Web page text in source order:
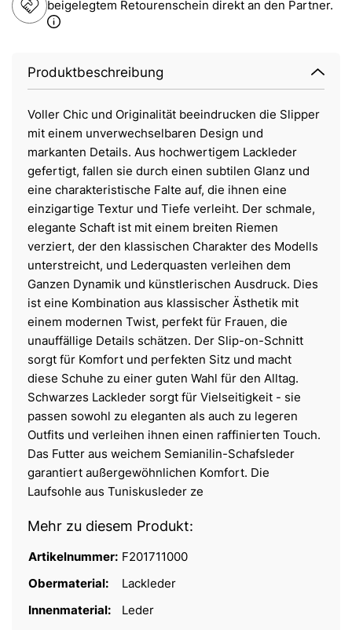
beigelegtem Retourenschein direkt an den Partner.
Produktbeschreibung
Voller Chic und Originalität beeindrucken die Slipper
mit einem unverwechselbaren Design und
markanten Details. Aus hochwertigem Lackleder
gefertigt, fallen sie durch einen subtilen Glanz und
eine charakteristische Falte auf, die ihnen eine
einzigartige Textur und Tiefe verleiht. Der schmale,
elegante Schaft ist mit einem breiten Riemen
verziert, der den klassischen Charakter des Modells
unterstreicht, und Lederquasten verleihen dem
Ganzen Dynamik und künstlerischen Ausdruck. Dies
ist eine Kombination aus klassischer Ästhetik mit
einem modernen Twist, perfekt für Frauen, die
unauffällige Details schätzen. Der Slip-on-Schnitt
sorgt für Komfort und perfekten Sitz und macht
diese Schuhe zu einer guten Wahl für den Alltag.
Schwarzes Lackleder sorgt für Vielseitigkeit - sie
passen sowohl zu eleganten als auch zu legeren
Outfits und verleihen ihnen einen raffinierten Touch.
Das Futter aus weichem Semianilin-Schafsleder
garantiert außergewöhnlichen Komfort. Die
Laufsohle aus Tuniskusleder ze
Mehr zu diesem Produkt:
Artikelnummer: F201711000
Obermaterial:
Lackleder
Innenmaterial:
Leder